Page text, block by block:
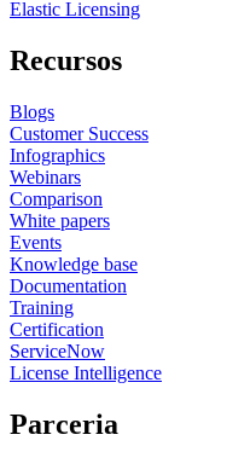
Elastic Licensing
Recursos
Blogs
Customer Success
Infographics
Webinars
Comparison
White papers
Events
Knowledge base
Documentation
Training
Certification
ServiceNow
License Intelligence
Parceria